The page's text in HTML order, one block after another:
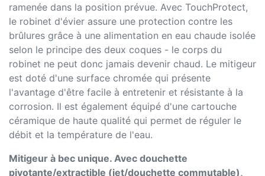
ramenée dans la position prévue. Avec TouchProtect,
le robinet d'évier assure une protection contre les
brûlures grâce à une alimentation en eau chaude isolée
selon le principe des deux coques - le corps du
robinet ne peut donc jamais devenir chaud. Le mitigeur
est doté d'une surface chromée qui présente
l'avantage d'être facile à entretenir et résistante à la
corrosion. Il est également équipé d'une cartouche
céramique de haute qualité qui permet de réguler le
débit et la température de l'eau.
Mitigeur à bec unique. Avec douchette
pivotante/extractible (jet/douchette commutable),